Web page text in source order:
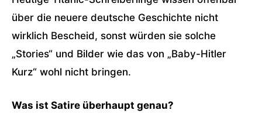
über die neuere deutsche Geschichte nicht
wirklich Bescheid, sonst würden sie solche
„Stories“ und Bilder wie das von „Baby-Hitler
Kurz“ wohl nicht bringen.
Was ist Satire überhaupt genau?